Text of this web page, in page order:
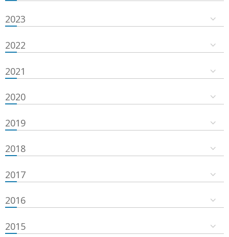
2023
2022
2021
2020
2019
2018
2017
2016
2015